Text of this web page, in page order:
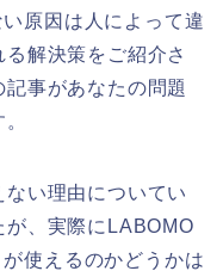
原因は人によって違
解決策をご紹介さ
事があなたの問題
い理由についてい
が、実際にLABOMO
使えるのかどうかは